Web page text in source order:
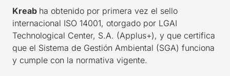
Kreab ha obtenido por primera vez el sello
internacional ISO 14001, otorgado por LGAI
Technological Center, S.A. (Applus+), y que certifica
que el Sistema de Gestión Ambiental (SGA) funciona
y cumple con la normativa vigente.